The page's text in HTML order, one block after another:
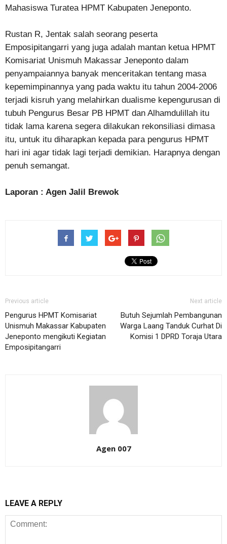
Mahasiswa Turatea HPMT Kabupaten Jeneponto.
Rustan R, Jentak salah seorang peserta
Emposipitangarri yang juga adalah mantan ketua HPMT
Komisariat Unismuh Makassar Jeneponto dalam
penyampaiannya banyak menceritakan tentang masa
kepemimpinannya yang pada waktu itu tahun 2004-2006
terjadi kisruh yang melahirkan dualisme kepengurusan di
tubuh Pengurus Besar PB HPMT dan Alhamdulillah itu
tidak lama karena segera dilakukan rekonsiliasi dimasa
itu, untuk itu diharapkan kepada para pengurus HPMT
hari ini agar tidak lagi terjadi demikian. Harapnya dengan
penuh semangat.
Laporan : Agen Jalil Brewok
Previous article
Pengurus HPMT Komisariat
Unismuh Makassar Kabupaten
Jeneponto mengikuti Kegiatan
Emposipitangarri
Next article
Butuh Sejumlah Pembangunan
Warga Laang Tanduk Curhat Di
Komisi 1 DPRD Toraja Utara
Agen 007
LEAVE A REPLY